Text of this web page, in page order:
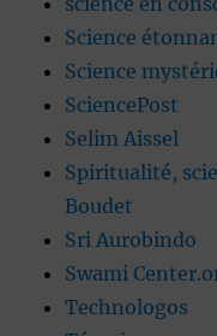
Science
Science
SciencePost
Selim Aissel
Spiritualité,
Boudet
Sri Aurobindo
Swami
Technologos